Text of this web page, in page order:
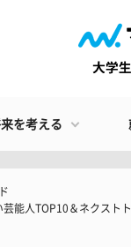
を考える
能人TOP10＆ネクスト